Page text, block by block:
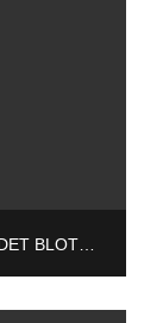
MIN NEDSYNKNING VAR SYNLIG MED DET BLOTTE ØJE